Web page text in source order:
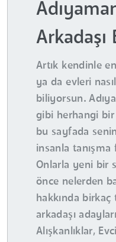
Arkadaşı
Artık kendinle
ya da evleri
biliyorsun.
gibi herhangi
bu sayfada
insanla tanışma
Onlarla yeni bir
önce nelerden
hakkında
arkadaşı
Alışkanlıklar,